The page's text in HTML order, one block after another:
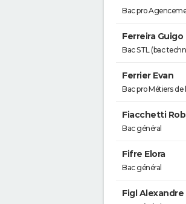
Bac pro
Ferreira Guigo
Bac STL (bac
Ferrier Evan
Bac pro Métiers de
Fiacchetti
Bac général
Fifre Elora
Bac général
Figl Alexandre